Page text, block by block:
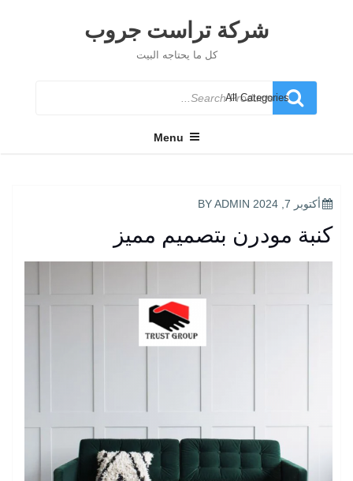
شركة تراست جروب
كل ما يحتاجه البيت
Search
for
Menu
POSTED
أكتوبر 7, 2024 ADMIN
كنبة مودرن بتصميم مميز